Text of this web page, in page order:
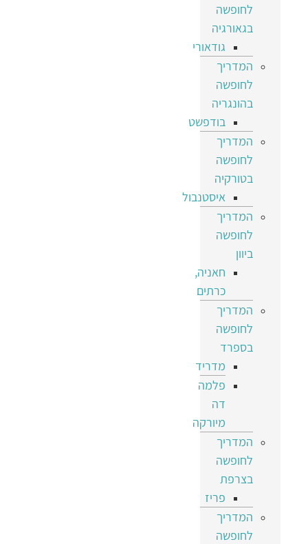
לחופשה
בגאורגיה
גודאורי
המדריך
לחופשה
בהונגריה
בודפשט
המדריך
לחופשה
בטורקיה
איסטנבול
המדריך
לחופשה
ביוון
חאניה,
כרתים
המדריך
לחופשה
בספרד
מדריד
פלמה
דה
מיורקה
המדריך
לחופשה
בצרפת
פריז
המדריך
לחופשה